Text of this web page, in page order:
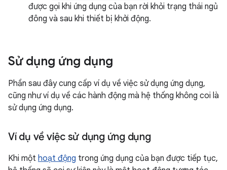
được gọi khi ứng dụng của bạn rời khỏi trạng thái ngủ
đông và sau khi thiết bị khởi động.
Sử dụng ứng dụng
Phần sau đây cung cấp ví dụ về việc sử dụng ứng dụng,
cũng như ví dụ về các hành động mà hệ thống không coi là
sử dụng ứng dụng.
Ví dụ về việc sử dụng ứng dụng
Khi một hoạt động trong ứng dụng của bạn được tiếp tục,